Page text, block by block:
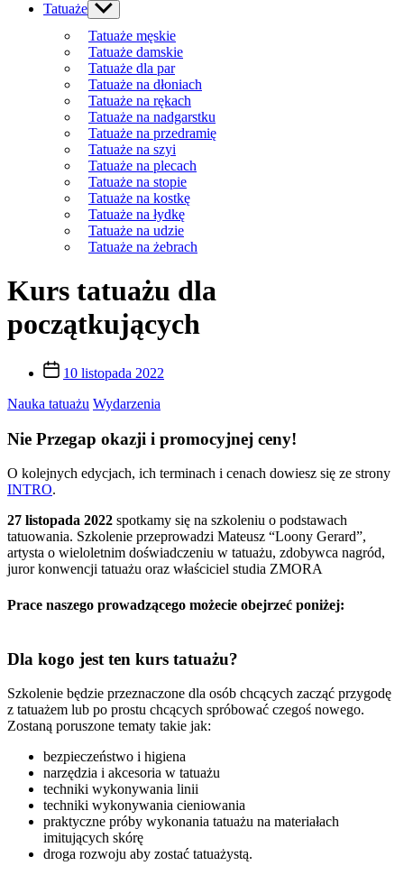
Tatuaże Show
sub
menu
Tatuaże męskie
Tatuaże damskie
Tatuaże dla par
Tatuaże na dłoniach
Tatuaże na rękach
Tatuaże na nadgarstku
Tatuaże na przedramię
Tatuaże na szyi
Tatuaże na plecach
Tatuaże na stopie
Tatuaże na kostkę
Tatuaże na łydkę
Tatuaże na udzie
Tatuaże na żebrach
Kurs tatuażu dla
początkujących
Post
date
10 listopada 2022
Nauka tatuażu Wydarzenia
Nie Przegap okazji i promocyjnej ceny!
O kolejnych edycjach, ich terminach i cenach dowiesz się ze strony
INTRO.
27 listopada 2022 spotkamy się na szkoleniu o podstawach
tatuowania. Szkolenie przeprowadzi Mateusz “Loony Gerard”,
artysta o wieloletnim doświadczeniu w tatuażu, zdobywca nagród,
juror konwencji tatuażu oraz właściciel studia ZMORA
Prace naszego prowadzącego możecie obejrzeć poniżej:
Dla kogo jest ten kurs tatuażu?
Szkolenie będzie przeznaczone dla osób chcących zacząć przygodę
z tatuażem lub po prostu chcących spróbować czegoś nowego.
Zostaną poruszone tematy takie jak:
bezpieczeństwo i higiena
narzędzia i akcesoria w tatuażu
techniki wykonywania linii
techniki wykonywania cieniowania
praktyczne próby wykonania tatuażu na materiałach
imitujących skórę
droga rozwoju aby zostać tatuażystą.